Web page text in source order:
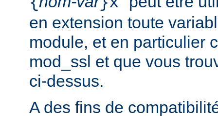
en extension toute
module, et en particulier
mod_ssl et que vous
ci-dessus.
A des fins de